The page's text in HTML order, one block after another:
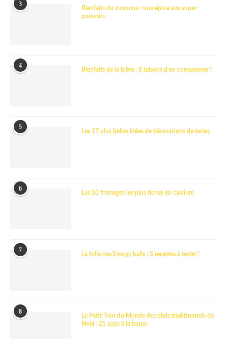
3
Bienfaits du curcuma : une épice aux super-
pouvoirs
4
Bienfaits de la bière : 8 raisons d’en consommer !
5
Les 17 plus belles idées de décorations de tartes
6
Les 10 fromages les plus riches en calcium
7
La folie des Energy balls : 5 recettes à tester !
8
Le Petit Tour du Monde des plats traditionnels de
Noël : 25 pays à la loupe